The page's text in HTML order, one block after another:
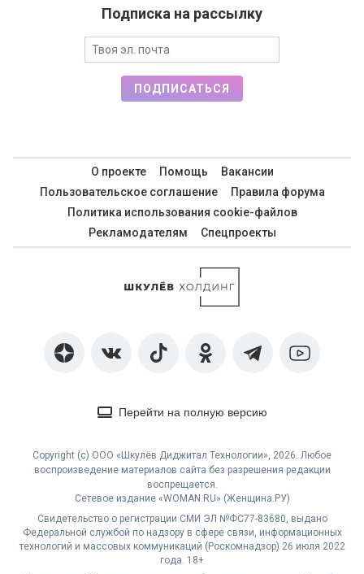
Подписка на рассылку
ПОДПИСАТЬСЯ
О проекте Помощь
Вакансии
Пользовательское соглашение
Правила форума
Политика использования cookie-файлов
Рекламодателям
Спецпроекты
Перейти на полную версию
Copyright (с) ООО «Шкулёв Диджитал Технологии», 2026. Любое
воспроизведение материалов сайта без разрешения редакции
воспрещается.
Сетевое издание «WOMAN.RU» (Женщина.РУ)
Свидетельство о регистрации СМИ ЭЛ №ФС77-83680, выдано
Федеральной службой по надзору в сфере связи, информационных
технологий и массовых коммуникаций (Роскомнадзор) 26 июля 2022
года. 18+